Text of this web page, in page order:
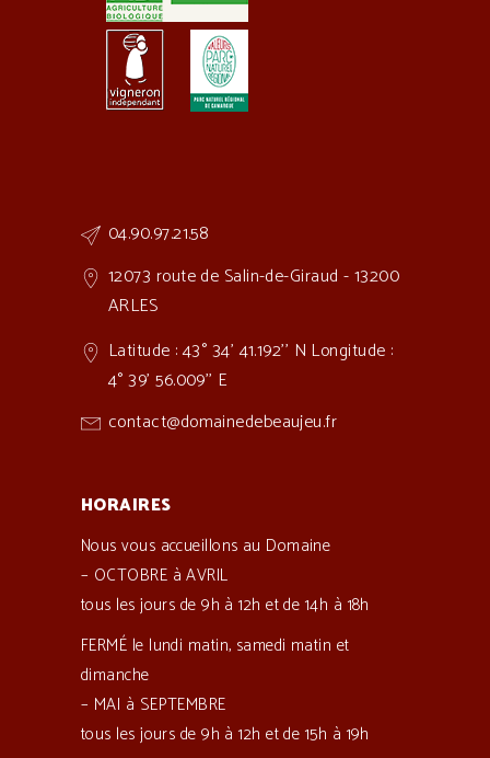
04.90.97.21.58
12073 route de Salin-de-Giraud - 13200
ARLES
Latitude : 43° 34' 41.192'' N Longitude :
4° 39' 56.009'' E
contact@domainedebeaujeu.fr
HORAIRES
Nous vous accueillons au Domaine
– OCTOBRE à AVRIL
tous les jours de 9h à 12h et de 14h à 18h
FERMÉ le lundi matin, samedi matin et
dimanche
– MAI à SEPTEMBRE
tous les jours de 9h à 12h et de 15h à 19h